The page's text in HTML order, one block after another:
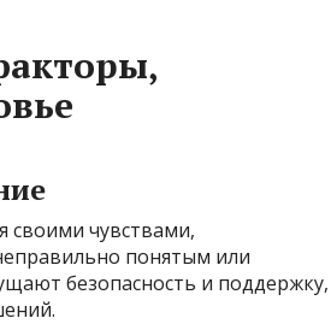
своими чувствами,
понятым или
безопасность и поддержку,